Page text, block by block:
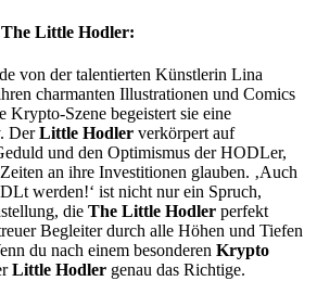
Little Hodler:
von der talentierten Künstlerin Lina
charmanten Illustrationen und Comics
Krypto-Szene begeistert sie eine
DerLittle Hodler verkörpert auf
und den Optimismus der HODLer,
an ihre Investitionen glauben. ‚Auch
werden!‘ ist nicht nur ein Spruch,
die The Little Hodler perfekt
Begleiter durch alle Höhen und Tiefen
du nach einem besonderen Krypto
Little Hodler genau das Richtige.